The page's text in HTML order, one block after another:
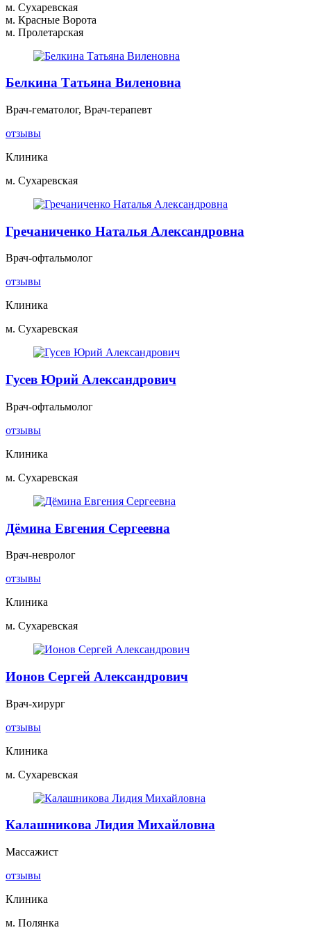
м. Сухаревская
м. Красные Ворота
м. Пролетарская
Белкина Татьяна Виленовна
Врач-гематолог, Врач-терапевт
отзывы
Клиника
м. Сухаревская
Гречаниченко Наталья Александровна
Врач-офтальмолог
отзывы
Клиника
м. Сухаревская
Гусев Юрий Александрович
Врач-офтальмолог
отзывы
Клиника
м. Сухаревская
Дёмина Евгения Сергеевна
Врач-невролог
отзывы
Клиника
м. Сухаревская
Ионов Сергей Александрович
Врач-хирург
отзывы
Клиника
м. Сухаревская
Калашникова Лидия Михайловна
Массажист
отзывы
Клиника
м. Полянка